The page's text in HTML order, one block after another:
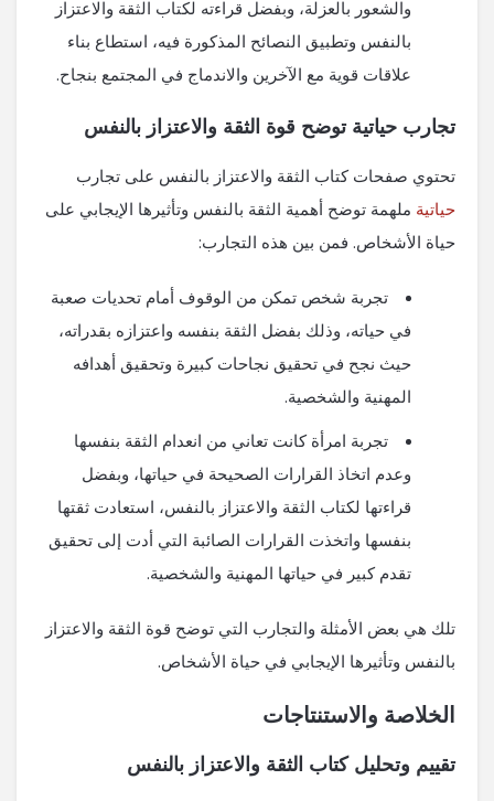
والشعور بالعزلة، وبفضل قراءته لكتاب الثقة والاعتزاز
بالنفس وتطبيق النصائح المذكورة فيه، استطاع بناء
علاقات قوية مع الآخرين والاندماج في المجتمع بنجاح.
تجارب حياتية توضح قوة الثقة والاعتزاز بالنفس
تحتوي صفحات كتاب الثقة والاعتزاز بالنفس على تجارب
حياتية ملهمة توضح أهمية الثقة بالنفس وتأثيرها الإيجابي على
حياة الأشخاص. فمن بين هذه التجارب:
تجربة شخص تمكن من الوقوف أمام تحديات صعبة
في حياته، وذلك بفضل الثقة بنفسه واعتزازه بقدراته،
حيث نجح في تحقيق نجاحات كبيرة وتحقيق أهدافه
المهنية والشخصية.
تجربة امرأة كانت تعاني من انعدام الثقة بنفسها
وعدم اتخاذ القرارات الصحيحة في حياتها، وبفضل
قراءتها لكتاب الثقة والاعتزاز بالنفس، استعادت ثقتها
بنفسها واتخذت القرارات الصائبة التي أدت إلى تحقيق
تقدم كبير في حياتها المهنية والشخصية.
تلك هي بعض الأمثلة والتجارب التي توضح قوة الثقة والاعتزاز
بالنفس وتأثيرها الإيجابي في حياة الأشخاص.
الخلاصة والاستنتاجات
تقييم وتحليل كتاب الثقة والاعتزاز بالنفس